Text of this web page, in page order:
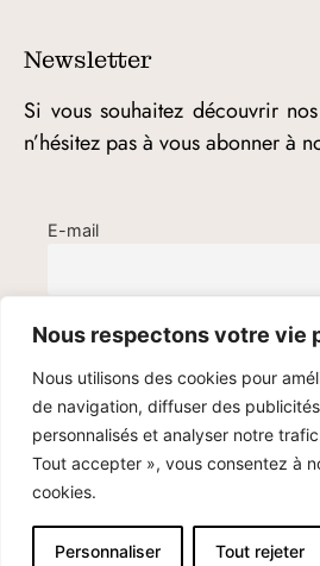
Nous respectons votre vie
Nous utilisons des cookies pour
de navigation, diffuser des
personnalisés et analyser notre
Tout accepter », vous consentez à
cookies.
Personnaliser Tout rejeter
Newsletter
Si vous souhaitez découvrir
n’hésitez pas à vous abonner à
E-mail